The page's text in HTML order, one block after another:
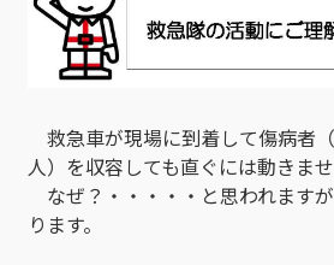
救急車が現場に到着して傷病者
人）を収容しても直ぐには動きませ
なぜ？・・・・・と思われます
ります。